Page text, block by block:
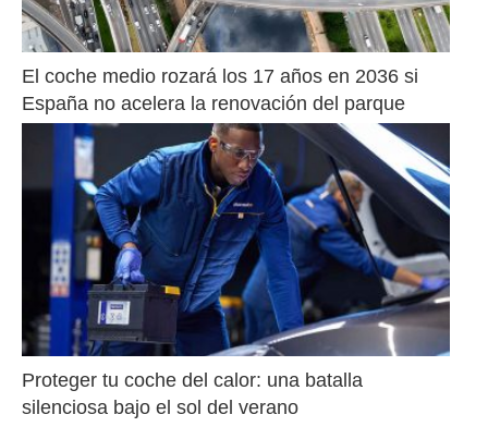
El coche medio rozará los 17 años en 2036 si
España no acelera la renovación del parque
Proteger tu coche del calor: una batalla
silenciosa bajo el sol del verano